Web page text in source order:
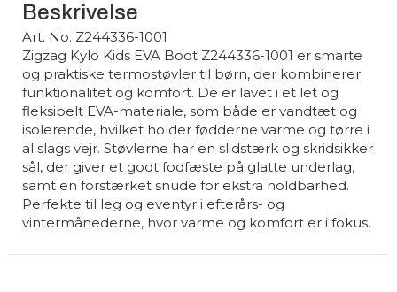
Beskrivelse
Art. No. Z244336-1001
Zigzag Kylo Kids EVA Boot Z244336-1001 er smarte
og praktiske termostøvler til børn, der kombinerer
funktionalitet og komfort. De er lavet i et let og
fleksibelt EVA-materiale, som både er vandtæt og
isolerende, hvilket holder fødderne varme og tørre i
al slags vejr. Støvlerne har en slidstærk og skridsikker
sål, der giver et godt fodfæste på glatte underlag,
samt en forstærket snude for ekstra holdbarhed.
Perfekte til leg og eventyr i efterårs- og
vintermånederne, hvor varme og komfort er i fokus.